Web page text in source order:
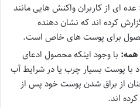
عده ای از کاربران واکنش هایی مانند
کرده اند که نشان دهنده
برای پوست های خاص است.
همه: با وجود اینکه محصول ادعای
با پوست بسیار چرب یا در شرایط آب
از براق شدن پوست خود پس از
اند.